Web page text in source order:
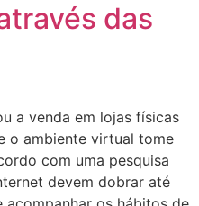
das
a venda em lojas físicas
o ambiente virtual tome
com uma pesquisa
devem dobrar até